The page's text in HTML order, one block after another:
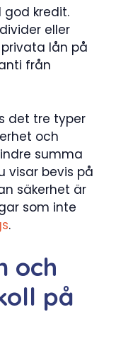
god kredit.
eller
lån på
från
det tre typer
och
summa
visar bevis på
säkerhet är
som inte
.
och
på